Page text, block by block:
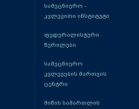
სამეცნიერო -
კვლევითი ინსტიტუტი
ფედერალისტური
წერილები
სამეცნიერო
კვლევების მართვის
ცენტრი
მიწის სამართლის